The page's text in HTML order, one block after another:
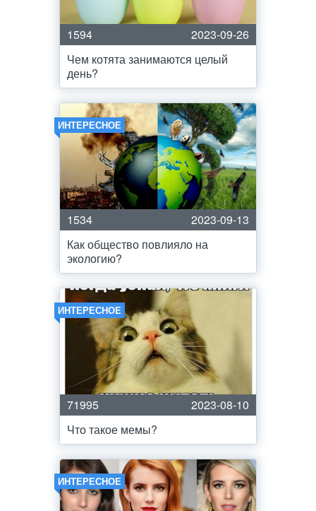
1594
2023-09-26
Чем котята занимаются целый
день?
ИНТЕРЕСНОЕ
1534
2023-09-13
Как общество повлияло на
экологию?
ИНТЕРЕСНОЕ
71995
2023-08-10
Что такое мемы?
ИНТЕРЕСНОЕ